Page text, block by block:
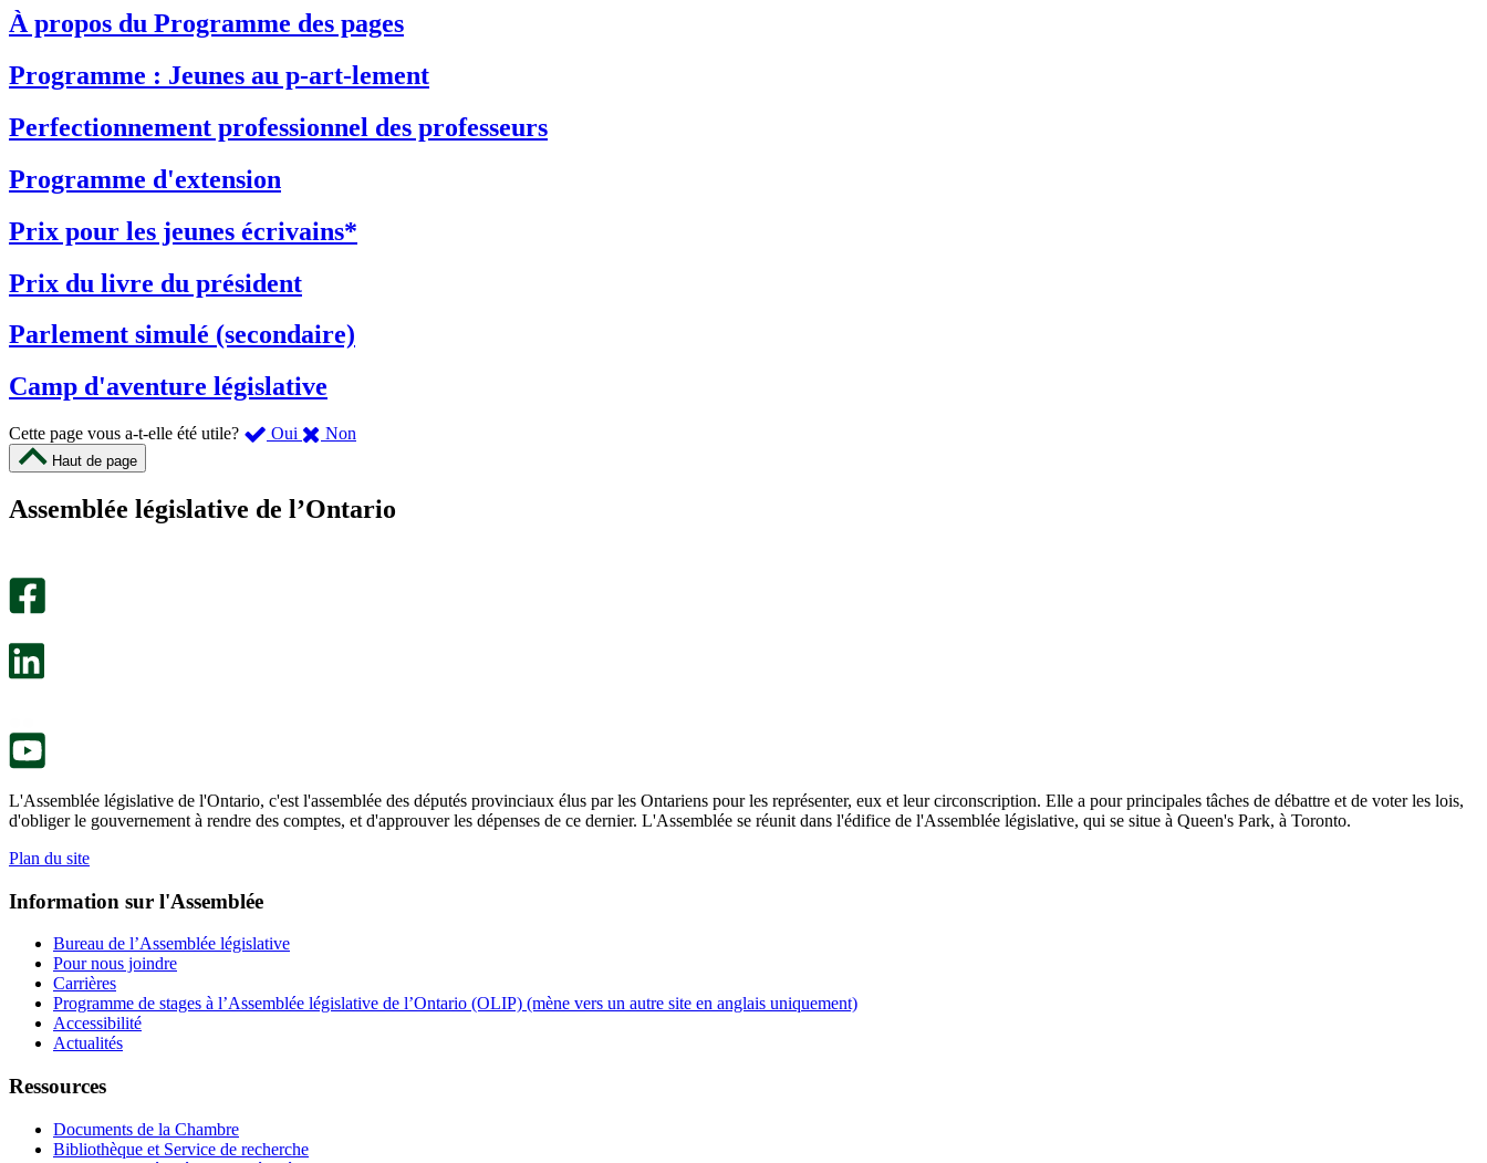
À propos du Programme des pages
Programme : Jeunes au p-art-lement
Perfectionnement professionnel des professeurs
Programme d'extension
Prix pour les jeunes écrivains*
Prix du livre du président
Parlement simulé (secondaire)
Camp d'aventure législative
Cette page vous a-t-elle été utile? Oui ,
été
Non
m’a
Haut de page
Assemblée législative de l’Ontario
L'Assemblée législative de l'Ontario, c'est l'assemblée des députés provinciaux élus par les Ontariens pour les représenter, eux et leur circonscription. Elle a pour principales tâches de débattre et de voter les lois,
d'obliger le gouvernement à rendre des comptes, et d'approuver les dépenses de ce dernier. L'Assemblée se réunit dans l'édifice de l'Assemblée législative, qui se situe à Queen's Park, à Toronto.
Plan du site
Information sur l'Assemblée
Bureau de l’Assemblée législative
Pour nous joindre
Carrières
Programme de stages à l’Assemblée législative de l’Ontario (OLIP) (mène vers un autre site en anglais uniquement)
Accessibilité
Actualités
Ressources
Documents de la Chambre
Bibliothèque et Service de recherche